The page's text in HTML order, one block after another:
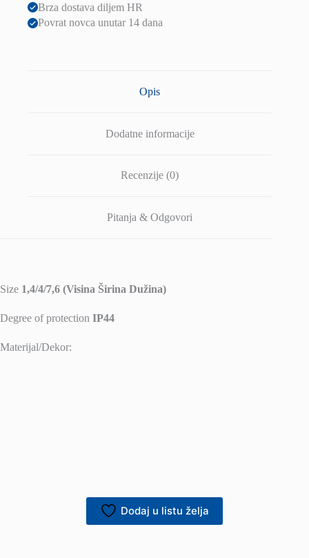
Brza dostava diljem HR
Povrat novca unutar 14 dana
Opis
Dodatne informacije
Recenzije (0)
Pitanja & Odgovori
Size 1,4/4/7,6 (Visina Širina Dužina)
Degree of protection IP44
Materijal/Dekor:
Dodaj u listu želja